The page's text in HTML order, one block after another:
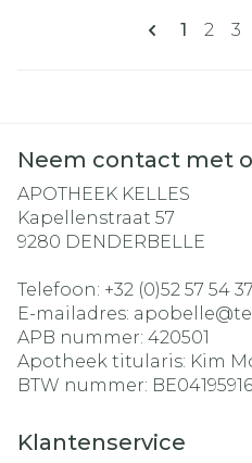
U lees
1 2 3
Neem contact met
APOTHEEK KELLES
Kapellenstraat 57
9280 DENDERBELLE
Telefoon: +32 (0)52 57 54 37
E-mailadres: apobelle@
APB nummer: 420501
Apotheek titularis: Kim
BTW nummer:
Klantenservice